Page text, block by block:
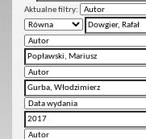
Aktualne filtry: